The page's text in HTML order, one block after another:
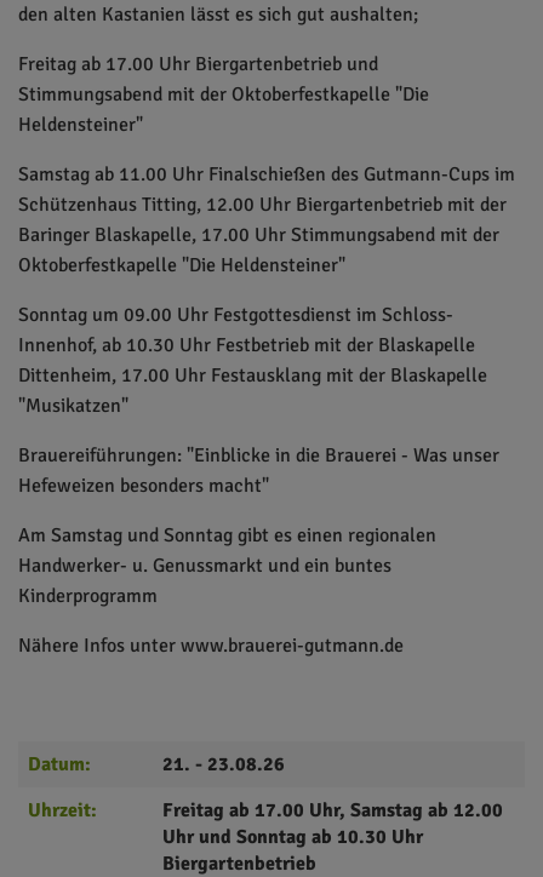
den alten Kastanien lässt es sich gut aushalten;
Freitag ab 17.00 Uhr Biergartenbetrieb und
Stimmungsabend mit der Oktoberfestkapelle "Die
Heldensteiner"
Samstag ab 11.00 Uhr Finalschießen des Gutmann-Cups im
Schützenhaus Titting, 12.00 Uhr Biergartenbetrieb mit der
Baringer Blaskapelle, 17.00 Uhr Stimmungsabend mit der
Oktoberfestkapelle "Die Heldensteiner"
Sonntag um 09.00 Uhr Festgottesdienst im Schloss-
Innenhof, ab 10.30 Uhr Festbetrieb mit der Blaskapelle
Dittenheim, 17.00 Uhr Festausklang mit der Blaskapelle
"Musikatzen"
Brauereiführungen: "Einblicke in die Brauerei - Was unser
Hefeweizen besonders macht"
Am Samstag und Sonntag gibt es einen regionalen
Handwerker- u. Genussmarkt und ein buntes
Kinderprogramm
Nähere Infos unter www.brauerei-gutmann.de
Datum:
21. - 23.08.26
Uhrzeit:
Freitag ab 17.00 Uhr, Samstag ab 12.00
Uhr und Sonntag ab 10.30 Uhr
Biergartenbetrieb